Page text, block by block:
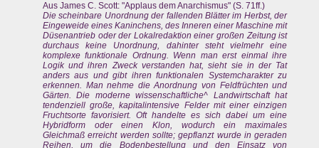
Aus James C. Scott: "Applaus dem Anarchismus" (S. 71ff.)
Die scheinbare Unordnung der fallenden Blätter im Herbst, der
Eingeweide eines Kaninchens, des Inneren einer Maschine mit
Düsenantrieb oder der Lokalredaktion einer großen Zeitung ist
durchaus keine Unordnung, dahinter steht vielmehr eine
komplexe funktionale Ordnung. Wenn man erst einmal ihre
Logik und ihren Zweck verstanden hat, sieht sie in der Tat
anders aus und gibt ihren funktionalen Systemcharakter zu
erkennen. Man nehme die Anordnung von Feldfrüchten und
Gärten. Die moderne wissenschaftliche^ Landwirtschaft hat
tendenziell große, kapitalintensive Felder mit einer einzigen
Fruchtsorte favorisiert. Oft handelte es sich dabei um eine
Hybridform oder einen Klon, wodurch ein maximales
Gleichmaß erreicht werden sollte; gepflanzt wurde in geraden
Reihen, um die Bodenbestellung und den Einsatz von